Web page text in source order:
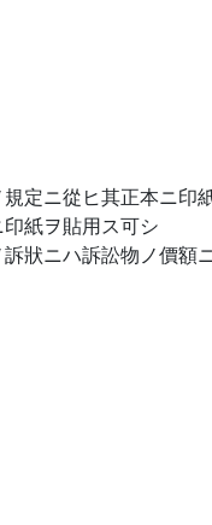
定ニ從ヒ其正本ニ印
紙ヲ貼用ス可シ
狀ニハ訴訟物ノ價額